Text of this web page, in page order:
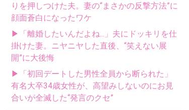
りを押しつけた夫。妻の“まさかの反撃方法”に
顔面蒼白になったワケ
▶「離婚したいんだよね...」夫にドッキリを仕
掛けた妻。ニヤニヤした直後、“笑えない展
開”に大後悔
▶「初回デートした男性全員から断られた」
有名大卒34歳女性が、高望みしないのにお見
合いが全滅した“発言のクセ”